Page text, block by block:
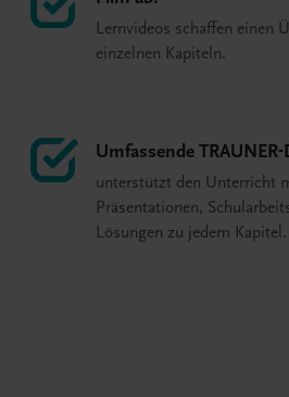
Lernvideos schaffen einen
einzelnen Kapiteln.
Umfassende
unterstützt den Unterricht
Präsentationen,
Lösungen zu jedem Kapitel.